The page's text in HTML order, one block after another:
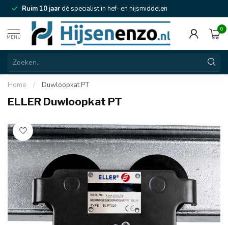
Ruim 10 jaardé specialist in hef- en hijsmiddelen
MENU
0
Home / Duwloopkat PT
ELLER Duwloopkat PT